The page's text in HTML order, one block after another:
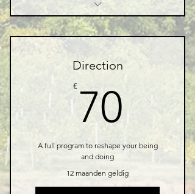
1 Goal setting consultation
3 Individual sessions
Online resources
Direction
€ 7070€
A full program to reshape your being
and doing
12 maanden geldig